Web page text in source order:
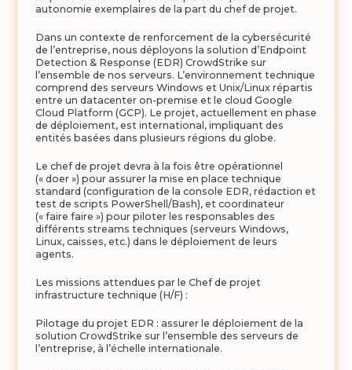
autonomie exemplaires de la part du chef de projet.
Dans un contexte de renforcement de la cybersécurité
de l’entreprise, nous déployons la solution d’Endpoint
Detection & Response (EDR) CrowdStrike sur
l’ensemble de nos serveurs. L’environnement technique
comprend des serveurs Windows et Unix/Linux répartis
entre un datacenter on-premise et le cloud Google
Cloud Platform (GCP). Le projet, actuellement en phase
de déploiement, est international, impliquant des
entités basées dans plusieurs régions du globe.
Le chef de projet devra à la fois être opérationnel
(« doer ») pour assurer la mise en place technique
standard (configuration de la console EDR, rédaction et
test de scripts PowerShell/Bash), et coordinateur
(« faire faire ») pour piloter les responsables des
différents streams techniques (serveurs Windows,
Linux, caisses, etc.) dans le déploiement de leurs
agents.
Les missions attendues par le Chef de projet
infrastructure technique (H/F) :
Pilotage du projet EDR : assurer le déploiement de la
solution CrowdStrike sur l’ensemble des serveurs de
l’entreprise, à l’échelle internationale.